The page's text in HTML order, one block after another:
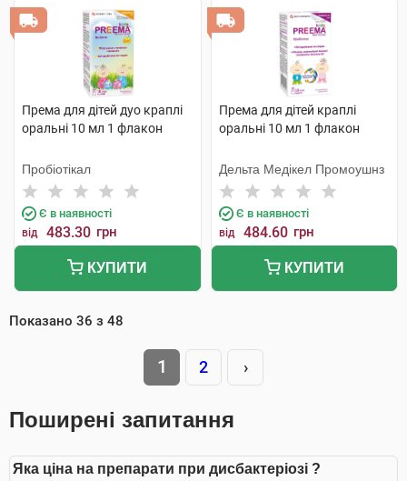
Према для дітей дуо краплі
оральні 10 мл 1 флакон
Пробіотікал
Є в наявності
від 483.30 грн
КУПИТИ
Према для дітей краплі
оральні 10 мл 1 флакон
Дельта Медікел Промоушнз
Є в наявності
від 484.60 грн
КУПИТИ
Показано 36 з 48
1 2 ›
Поширені запитання
Яка ціна на препарати при дисбактеріозі ?